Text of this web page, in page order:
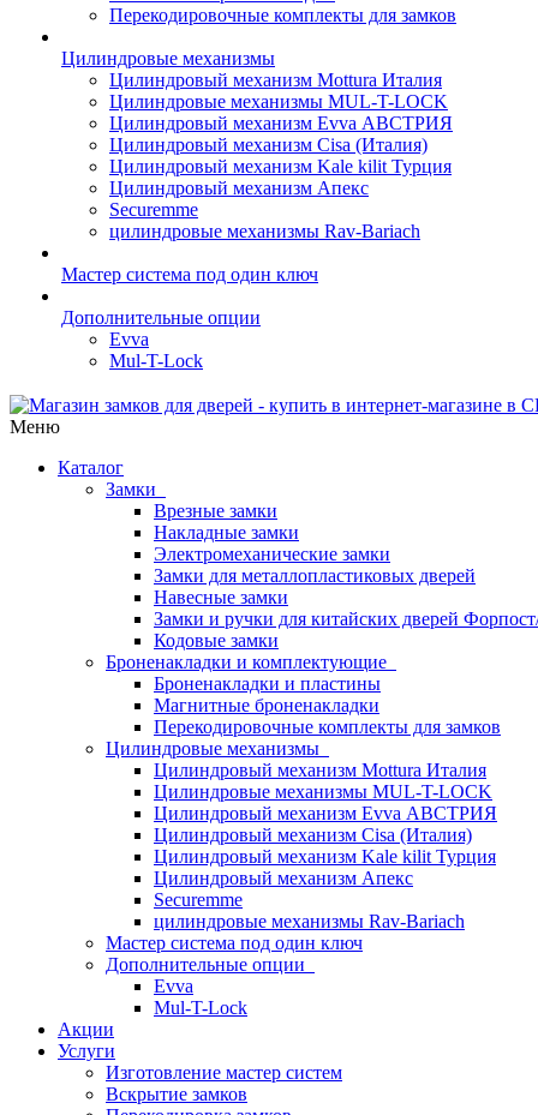
Перекодировочные комплекты для замков
Цилиндровые механизмы
Цилиндровый механизм Mottura Италия
Цилиндровые механизмы MUL-T-LOCK
Цилиндровый механизм Evva АВСТРИЯ
Цилиндровый механизм Cisa (Италия)
Цилиндровый механизм Kale kilit Турция
Цилиндровый механизм Апекс
Securemme
цилиндровые механизмы Rav-Bariach
Мастер система под один ключ
Дополнительные опции
Evva
Mul-T-Lock
Меню
Каталог
Замки
Врезные замки
Накладные замки
Электромеханические замки
Замки для металлопластиковых дверей
Навесные замки
Замки и ручки для китайских дверей
Кодовые замки
Броненакладки и комплектующие
Броненакладки и пластины
Магнитные броненакладки
Перекодировочные комплекты для замков
Цилиндровые механизмы
Цилиндровый механизм Mottura Италия
Цилиндровые механизмы MUL-T-LOCK
Цилиндровый механизм Evva АВСТРИЯ
Цилиндровый механизм Cisa (Италия)
Цилиндровый механизм Kale kilit Турция
Цилиндровый механизм Апекс
Securemme
цилиндровые механизмы Rav-Bariach
Мастер система под один ключ
Дополнительные опции
Evva
Mul-T-Lock
Акции
Услуги
Изготовление мастер систем
Вскрытие замков